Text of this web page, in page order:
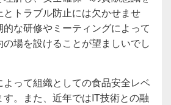
トラブル防止には欠かせませ
な研修やミーティングによって
場を設けることが望ましいでし
って組織としての食品安全レベ
。また、近年ではIT技術との融